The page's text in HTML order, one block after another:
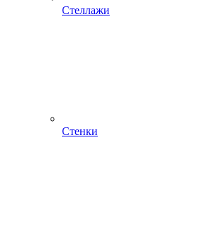
Стеллажи
Стенки